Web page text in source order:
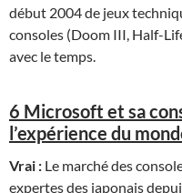
début 2004 de jeux
consoles (Doom III, Half-
avec le temps.
6 Microsoft et sa
l’expérience du
Vrai : Le marché des
expertes des japonais